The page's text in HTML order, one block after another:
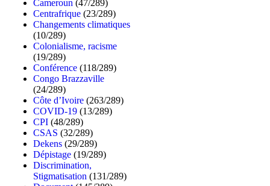
Cameroun (47/289)
Centrafrique (23/289)
Changements climatiques
(10/289)
Colonialisme, racisme
(19/289)
Conférence (118/289)
Congo Brazzaville
(24/289)
Côte d’Ivoire (263/289)
COVID-19 (13/289)
CPI (48/289)
CSAS (32/289)
Dekens (29/289)
Dépistage (19/289)
Discrimination,
Stigmatisation (131/289)